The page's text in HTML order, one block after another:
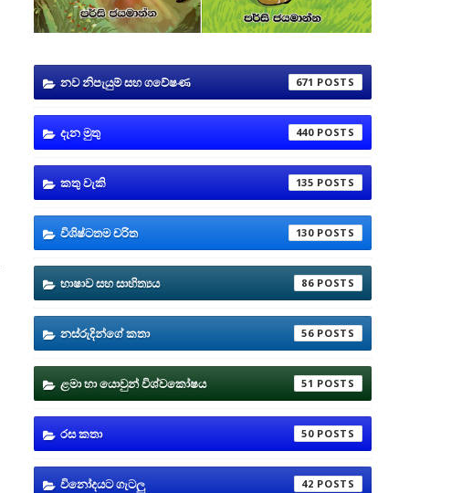
නව නිපැයුම් සහ ගවේෂණ 671
දැන මුතු 440
කතු වැකි 135
විශිෂ්ටතම චරිත 130
භාෂාව සහ සාහිත්‍යය 86
නස්රුදින්ගේ කතා 56
ළමා හා යොවුන් විශ්වකෝෂය 51
රස කතා 50
විනෝදයට ගැටලු 42